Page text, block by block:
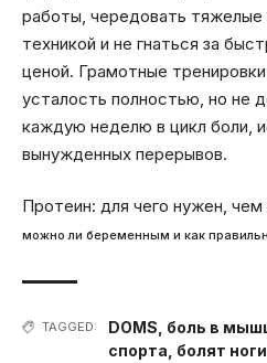
работы, чередовать тяжелые
техникой и не гнаться за
ценой. Грамотные
усталость полностью, но не
каждую неделю в цикл боли,
вынужденных перерывов.
Протеин: для чего нужен,
можно ли беременным и как
TAGGED: DOMS боль в
спорта болят